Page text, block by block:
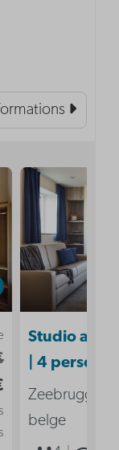
Studio
| 4
Zeebrugges,
belge